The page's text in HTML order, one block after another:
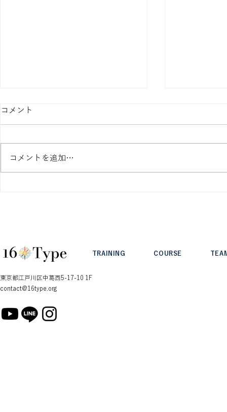
コメント
コメントを追加…
TRAINING COURSE
東京都江戸川区中葛西5-17-10 1F
contact@16type.org